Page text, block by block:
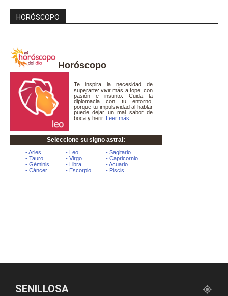
HORÓSCOPO
Horóscopo
SENILLOSA